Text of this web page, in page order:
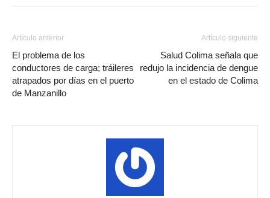
Artículo anterior
El problema de los
conductores de carga; tráileres
atrapados por días en el puerto
de Manzanillo
Artículo siguiente
Salud Colima señala que
redujo la incidencia de dengue
en el estado de Colima